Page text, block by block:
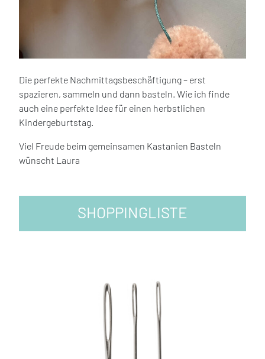
Die perfekte Nachmittagsbeschäftigung – erst
spazieren, sammeln und dann basteln. Wie ich finde
auch eine perfekte Idee für einen herbstlichen
Kindergeburtstag.
Viel Freude beim gemeinsamen Kastanien Basteln
wünscht Laura
SHOPPINGLISTE